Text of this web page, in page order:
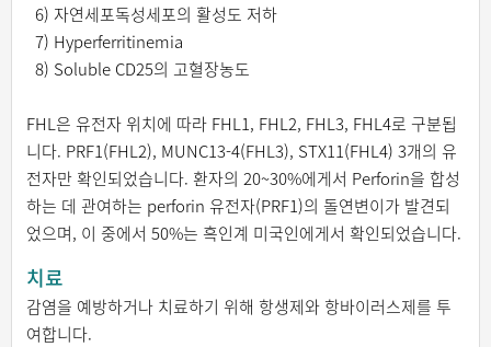
6) 자연세포독성세포의 활성도 저하
7) Hyperferritinemia
8) Soluble CD25의 고혈장농도
FHL은 유전자 위치에 따라 FHL1, FHL2, FHL3, FHL4로 구분됩
니다. PRF1(FHL2), MUNC13-4(FHL3), STX11(FHL4) 3개의 유
전자만 확인되었습니다. 환자의 20~30%에게서 Perforin을 합성
하는 데 관여하는 perforin 유전자(PRF1)의 돌연변이가 발견되
었으며, 이 중에서 50%는 흑인계 미국인에게서 확인되었습니다.
치료
감염을 예방하거나 치료하기 위해 항생제와 항바이러스제를 투
여합니다.